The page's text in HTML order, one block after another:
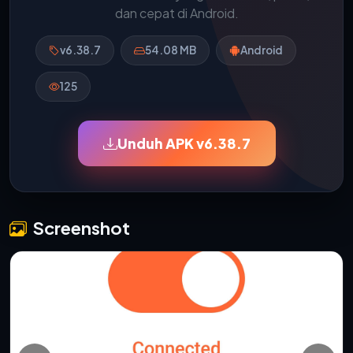
dan cepat di Android.
v6.38.7 54.08 MB Android
125
Unduh APK v6.38.7
Screenshot